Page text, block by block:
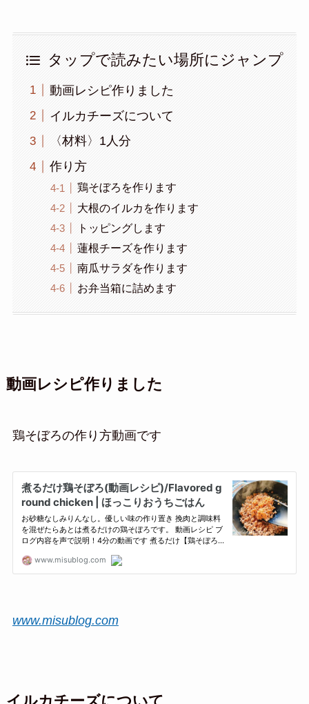
タップで読みたい場所にジャンプ
動画レシピ作りました
イルカチーズについて
〈材料〉1人分
作り方
鶏そぼろを作ります
大根のイルカを作ります
トッピングします
蓮根チーズを作ります
南瓜サラダを作ります
お弁当箱に詰めます
動画レシピ作りました
鶏そぼろの作り方動画です
www.misublog.com